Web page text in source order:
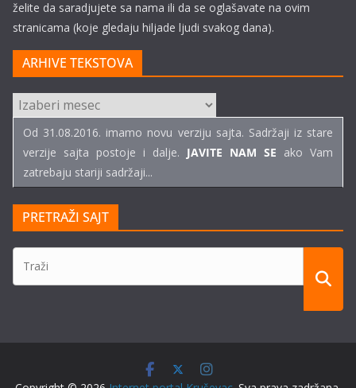
želite da saradjujete sa nama ili da se oglašavate na ovim
stranicama (koje gledaju hiljade ljudi svakog dana).
ARHIVE TEKSTOVA
ARHIVE
TEKSTOVA
Od 31.08.2016. imamo novu verziju sajta. Sadržaji iz stare
verzije sajta postoje i dalje. JAVITE NAM SE ako Vam
zatrebaju stariji sadržaji...
PRETRAŽI SAJT